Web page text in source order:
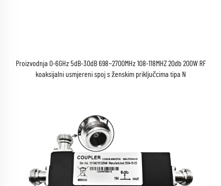
Proizvodnja 0-6GHz 5dB-30dB 698~2700MHz 108-118MHZ 20db 200W RF
koaksijalni usmjereni spoj s ženskim priključcima tipa N